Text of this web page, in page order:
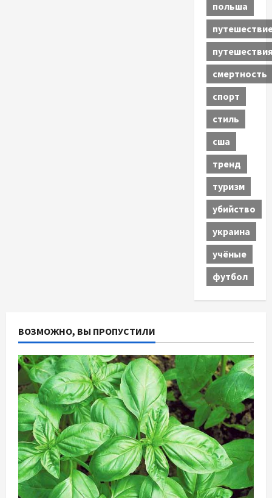
польша
смертность
спорт
стиль
сша
тренд
туризм
убийство
украина
учёные
футбол
ВОЗМОЖНО, ВЫ ПРОПУСТИЛИ